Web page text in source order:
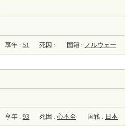
享年 : 51 死因 : 国籍 : ノルウェー
享年 : 93 死因 : 心不全 国籍 : 日本